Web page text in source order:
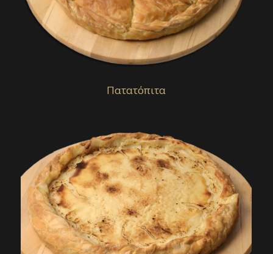
Πατατόπιτα